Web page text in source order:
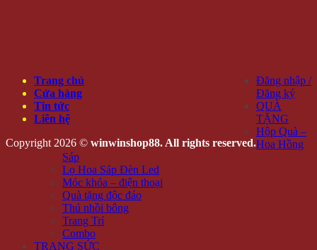
Trang chủ
Cửa hàng
Tin tức
Liên hệ
Copyright 2026 © winwinshop88. All rights reserved.
Đăng nhập /
Đăng ký
QUÀ
TẶNG
Hộp Quà –
Hoa Hồng
Sáp
Lọ Hoa Sáp Đèn Led
Móc khóa – điện thoại
Quà tặng độc đáo
Thú nhồi bông
Trang Trí
Combo
TRANG SỨC